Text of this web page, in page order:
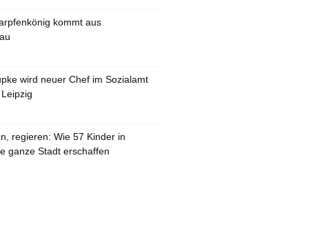
kommt aus
wird neuer Chef im Sozialamt
regieren: Wie 57 Kinder in
ganze Stadt erschaffen